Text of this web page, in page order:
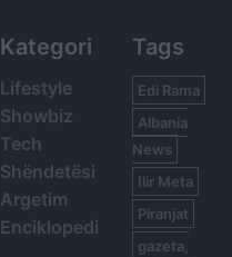
Kategori
Lifestyle
Showbiz
Tech
Shëndetësi
Argetim
Enciklopedi
Tags
Edi Rama
Albania
News
Ilir Meta
Piranjat
gazeta,